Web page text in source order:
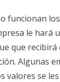
funcionan
le hará
que recibirá
Algunas
valores se